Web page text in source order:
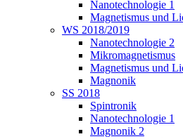
Nanotechnologie 1
Magnetismus und
WS 2018/2019
Nanotechnologie 2
Mikromagnetismus
Magnetismus und
Magnonik
SS 2018
Spintronik
Nanotechnologie 1
Magnonik 2